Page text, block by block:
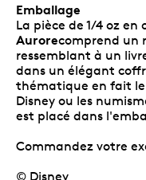
Emballage
La pièce de 1/4 oz en
Aurorecomprend un
ressemblant à un
dans un élégant
thématique en fait le
Disney ou les
est placé dans
Commandez votre
© Disney